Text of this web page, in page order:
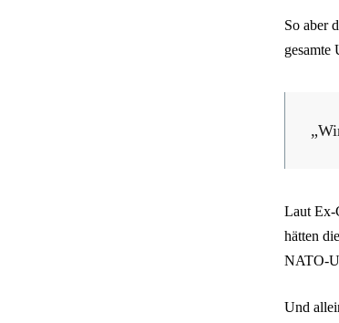
So aber
gesamte
Laut Ex-
hätten
NATO-
Und